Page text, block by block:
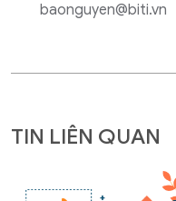
baonguyen@biti.vn
TIN LIÊN QUAN